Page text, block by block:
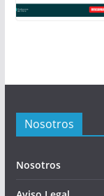
Nosotros
Nosotros